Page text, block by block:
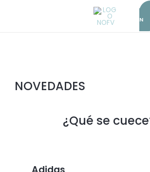
N
NOVEDADES
¿Qué se